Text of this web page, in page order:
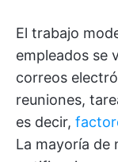
El trabajo
empleados se
correos
reuniones,
es decir,
La mayoría de